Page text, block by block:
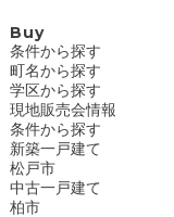
Buy
条件から探す
町名から探す
学区から探す
現地販売会情報
条件から探す
新築一戸建て
松戸市
中古一戸建て
柏市